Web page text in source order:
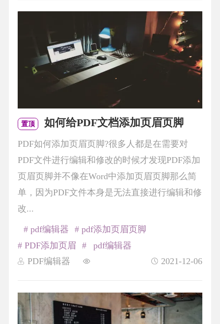
置顶 如何给PDF文档添加页眉页脚
PDF如何添加页眉页脚?很多人都是在需要对
PDF文件进行编辑和修改的时候才发现PDF添加
页眉页脚并不像在Word中添加页眉页脚那么简
单，因为PDF文件本身是无法直接进行编辑和修
改...
PDF编辑器 2021-12-06
# pdf编辑器
# pdf添加页眉页脚
# PDF添加页眉
# pdf编辑器